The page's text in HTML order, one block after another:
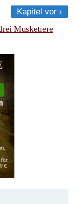
Kapitel vor ›
Musketiere